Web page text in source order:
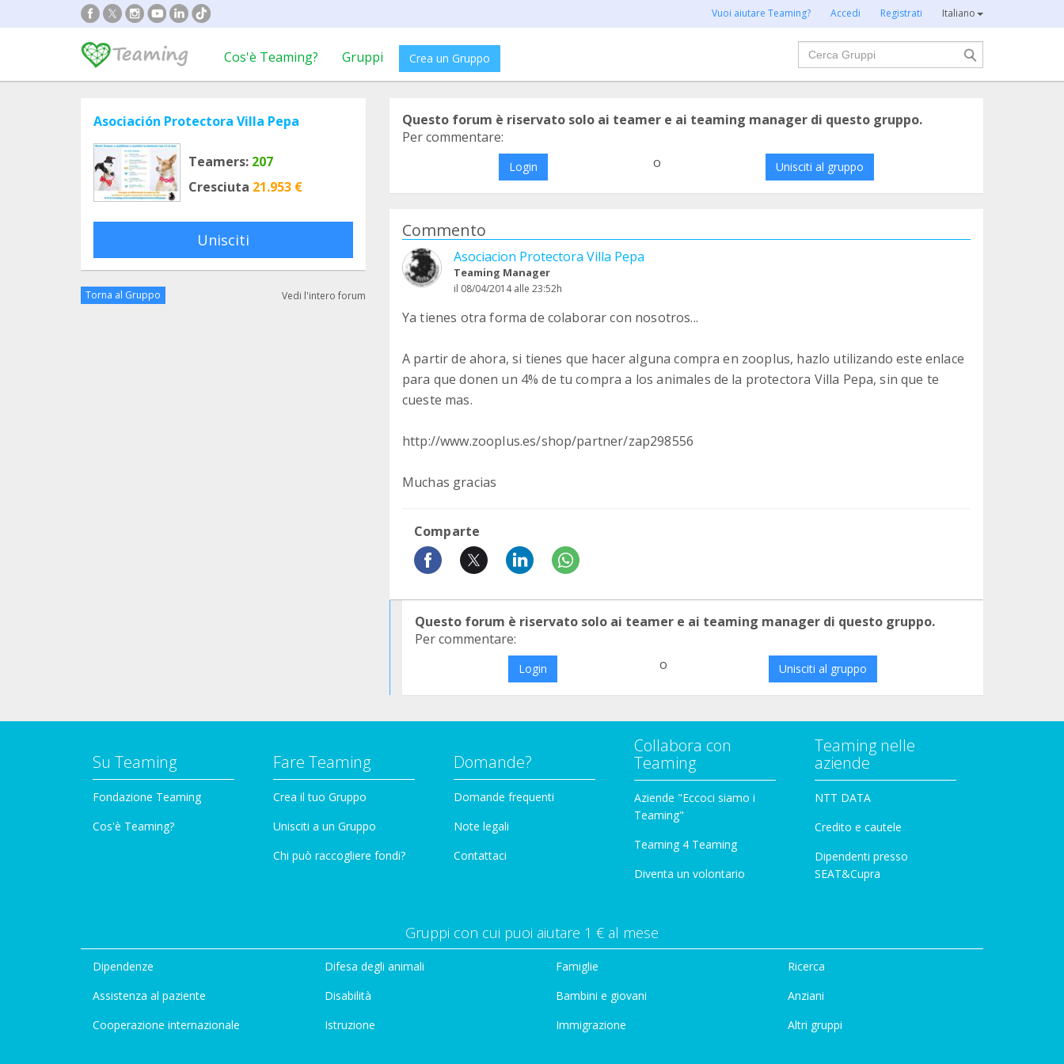
Vuoi aiutare Teaming? Accedi Registrati Italiano
Cos'è Teaming? Gruppi Crea un Gruppo
Cerca
Asociación Protectora Villa Pepa
Teamers: 207
Cresciuta 21.953 €
Unisciti
Torna al Gruppo Vedi l'intero forum
Questo forum è riservato solo ai teamer e ai teaming manager di questo gruppo.
Per commentare:
Login o Unisciti al gruppo
Commento
Asociacion Protectora Villa Pepa
Teaming Manager
il 08/04/2014 alle 23:52h
Ya tienes otra forma de colaborar con nosotros...
A partir de ahora, si tienes que hacer alguna compra en zooplus, hazlo utilizando este enlace
para que donen un 4% de tu compra a los animales de la protectora Villa Pepa, sin que te
cueste mas.
http://www.zooplus.es/shop/partner/zap298556
Muchas gracias
Comparte
Questo forum è riservato solo ai teamer e ai teaming manager di questo gruppo.
Per commentare:
Login o Unisciti al gruppo
Su Teaming
Fondazione Teaming
Cos'è Teaming?
Fare Teaming
Crea il tuo Gruppo
Unisciti a un Gruppo
Chi può raccogliere fondi?
Domande?
Domande frequenti
Note legali
Contattaci
Collabora con
Teaming
Aziende "Eccoci siamo i
Teaming"
Teaming 4 Teaming
Diventa un volontario
Teaming nelle
aziende
NTT DATA
Credito e cautele
Dipendenti presso
SEAT&Cupra
Gruppi con cui puoi aiutare 1 € al mese
Dipendenze
Assistenza al paziente
Cooperazione internazionale
Difesa degli animali
Disabilità
Istruzione
Famiglie
Bambini e giovani
Immigrazione
Ricerca
Anziani
Altri gruppi